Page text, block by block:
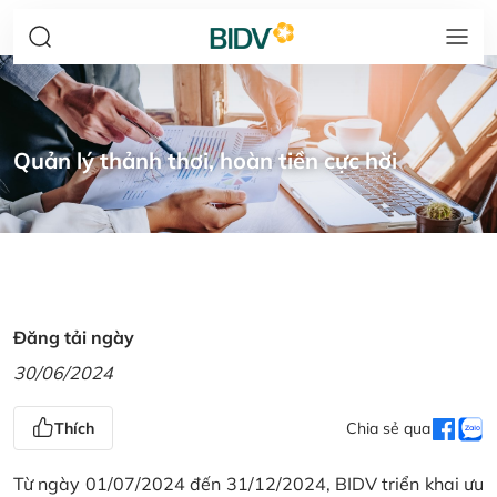
Quản lý thảnh thơi, hoàn tiền cực hời
Đăng tải ngày
30/06/2024
Thích Chia sẻ qua
Từ ngày 01/07/2024 đến 31/12/2024, BIDV triển khai ưu